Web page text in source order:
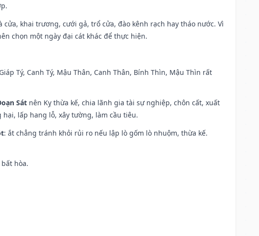
khai trương, cưới gả, trổ cửa, đào kênh rạch hay tháo nước. Vì
chọn một ngày đại cát khác để thực hiện.
Tý, Canh Tý, Mậu Thân, Canh Thân, Bính Thìn, Mậu Thìn rất
Sát nên Kỵ thừa kế, chia lãnh gia tài sự nghiệp, chôn cất, xuất
lấp hang lỗ, xây tường, làm cầu tiêu.
: ắt chẳng tránh khỏi rủi ro nếu lập lò gốm lò nhuộm, thừa kế.
hòa.